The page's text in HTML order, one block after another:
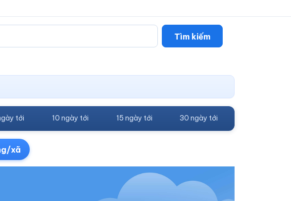
Tìm kiếm
tới 10 ngày tới 15 ngày tới 30 ngày tới
xã